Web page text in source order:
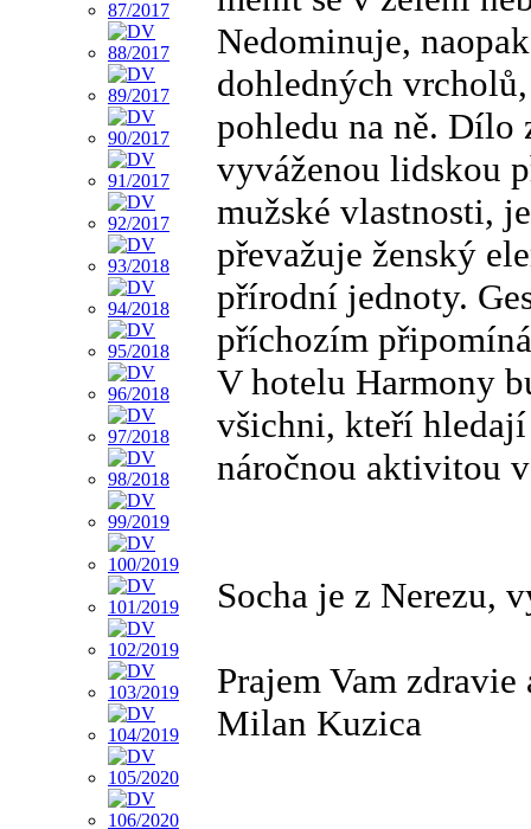
Nedominuje,
dohledných
pohledu na ně. Dílo
vyváženou lidskou
mužské vlastnosti,
převažuje ženský
přírodní jednoty.
příchozím
V hotelu Harmony
všichni, kteří
náročnou aktivitou
Socha je z Nerezu,
Prajem Vam
Milan Kuzica